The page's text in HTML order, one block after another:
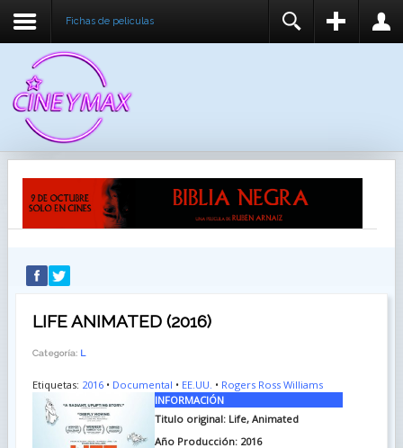
Fichas de peliculas
RECUÉRDEME
IDENTIFICARSE
REGISTER
LIFE ANIMATED (2016)
Categoría: L
Etiquetas: 2016• Documental • EE.UU. • Rogers Ross Williams
INFORMACIÓN
Titulo original: Life, Animated
Año Producción: 2016